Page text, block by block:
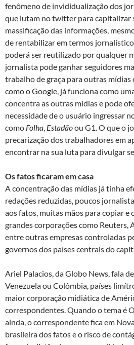
fenômeno de invididualização dos
que lutam no twitter para capitalizar
massificação das informações,
de rentabilizar em termos
poderá ser reutilizado por qualquer
jornalista pode ganhar seguidores
trabalho de graça para outras
como o Google, já funciona como
concentra as outras mídias e pode
necessidade de o usuário ingressar
como Folha, Estadãoou G1. O que o
precarização dos trabalhadores em
encontrar na sua luta para divulgar
Os fatos ficaram em casa
A concentração das mídias já tinha
redações reduzidas, poucos
aos fatos, muitas mãos para copiar e
grandes corporações como Reuters,
entre outras empresas controladas
governos dos países centrais do
Ariel Palacios, da Globo News, fala
Venezuela ou Colômbia, países
maior corporação midiática de
correspondentes. Quando o tema é
ainda, o correspondente fica em
brasileira dos fatos e o risco de